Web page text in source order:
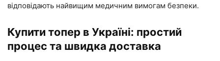
відповідають найвищим медичним вимогам безпеки.
Купити топер в Україні: простий
процес та швидка доставка